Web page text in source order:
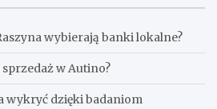
wybierają banki lokalne?
w Autino?
wykryć dzięki badaniom